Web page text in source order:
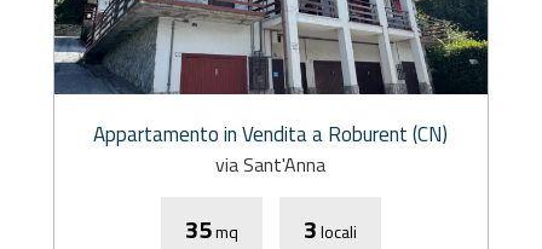
Appartamento in Vendita a Roburent (CN)
via Sant'Anna
35mq 3locali